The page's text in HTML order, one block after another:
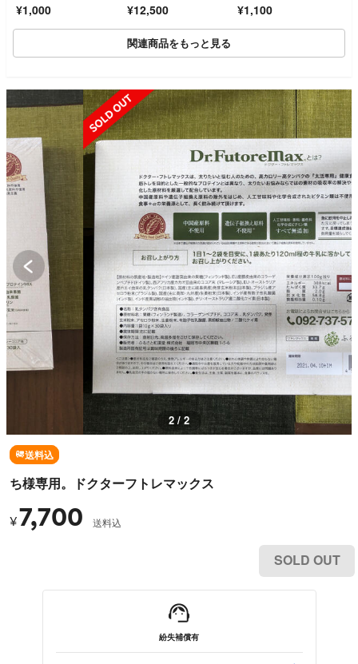
¥1,000 ¥12,500 ¥1,100
関連商品をもっと見る
SOLD OUT
2 / 2
送料込
ち様専用。ドクターフトレマックス
¥7,700 送料込
SOLD OUT
紛失補償有